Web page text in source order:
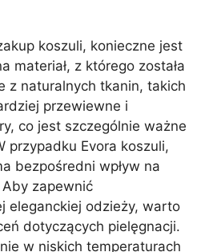
koszuli, konieczne jest
materiał, z którego została
z naturalnych tkanin, takich
przewiewne i
co jest szczególnie ważne
przypadku Evora koszuli,
bezpośredni wpływ na
zapewnić
eleganckiej odzieży, warto
dotyczących pielęgnacji.
w niskich temperaturach